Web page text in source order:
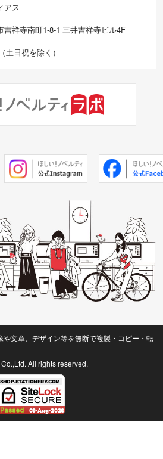
アス
吉祥寺南町1-8-1 三井吉祥寺ビル4F
（土日祝を除く）
文章、デザイン等を無断で複製・コピー・転
All rights reserved.